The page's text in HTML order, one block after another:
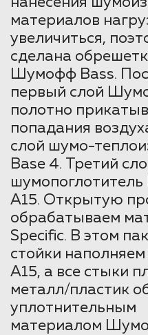
материалов
увеличиться,
сделана
Шумофф Bass.
первый слой
полотно
попадания
слой шумо-
Base 4. Третий
А15. Открытую
обрабатываем
Specific. В этом
стойки
А15, а все стыки
металл/пластик
уплотнительным
материалом